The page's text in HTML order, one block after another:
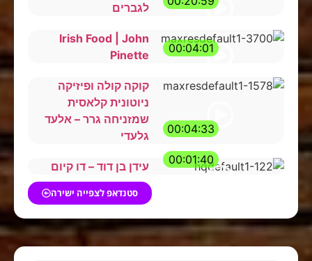
לגברים
00:04:01
Irish Food | John
Pinette
00:04:33
קוקה קולה ופיזיקה
ניוטונית קלאסית
שמזניחה גרר – אלעד
גלעדי
00:01:40
עידן בן דוד – דו קיום
סטנדאפ לצפייה ישירה